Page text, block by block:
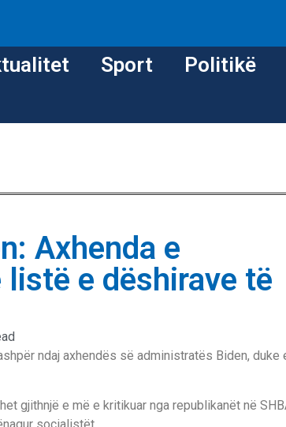
Sport Politikë
Axhenda e
e dëshirave të
ndaj axhendës së administratës Biden, duke
gjithnjë e më e kritikuar nga republikanët në
socialistët.